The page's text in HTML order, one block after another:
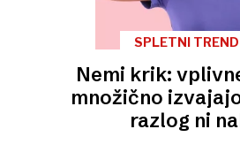
SPLETNI TREND
Nemi krik:
množično
razlog ni